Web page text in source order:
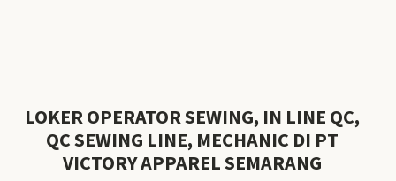
LOKER OPERATOR SEWING, IN LINE QC,
QC SEWING LINE, MECHANIC DI PT
VICTORY APPAREL SEMARANG